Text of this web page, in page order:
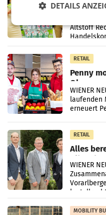
Müller
Über den
Altstoff
Müller-
RETAIL
Penny
Ober-
WIENER
laufenden
erneuert
RETAIL
Alles
Albrecht
WIENER
MOBILITY
DETAILS